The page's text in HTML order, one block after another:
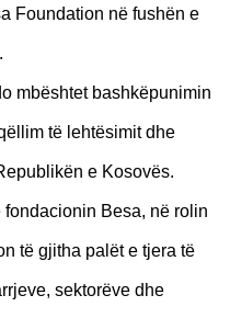
Foundation në fushën e
mbështet bashkëpunimin
të lehtësimit dhe
e Kosovës.
Besa, në rolin
të gjitha palët e tjera të
sektorëve dhe